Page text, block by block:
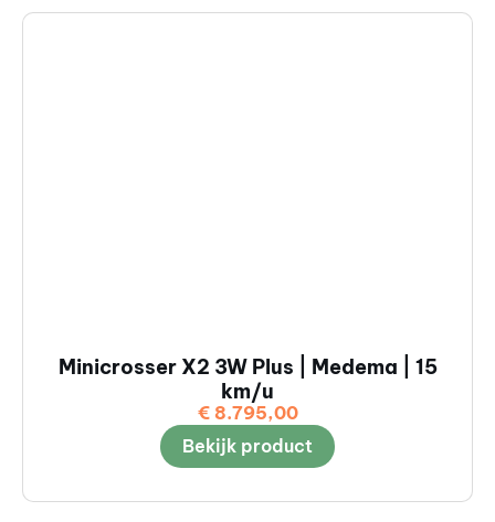
Minicrosser X2 3W Plus | Medema | 15
km/u
€8.795,00
Bekijk product